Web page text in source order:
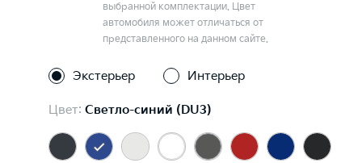
выбранной комплектации. Цвет
автомобиля может отличаться от
представленного на данном сайте.
Экстерьер Интерьер
Цвет: Светло-синий (DU3)